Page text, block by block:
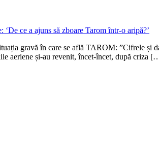
gravă în care se află TAROM: ”Cifrele și
aeriene și-au revenit, încet-încet, după criza